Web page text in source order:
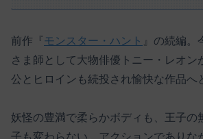
前作『モンスター・ハント 』の続編。
さま師として大物俳優トニー・レオン
公とヒロインも続投され愉快な作品へ
妖怪の豊満で柔らかボディも、王子の